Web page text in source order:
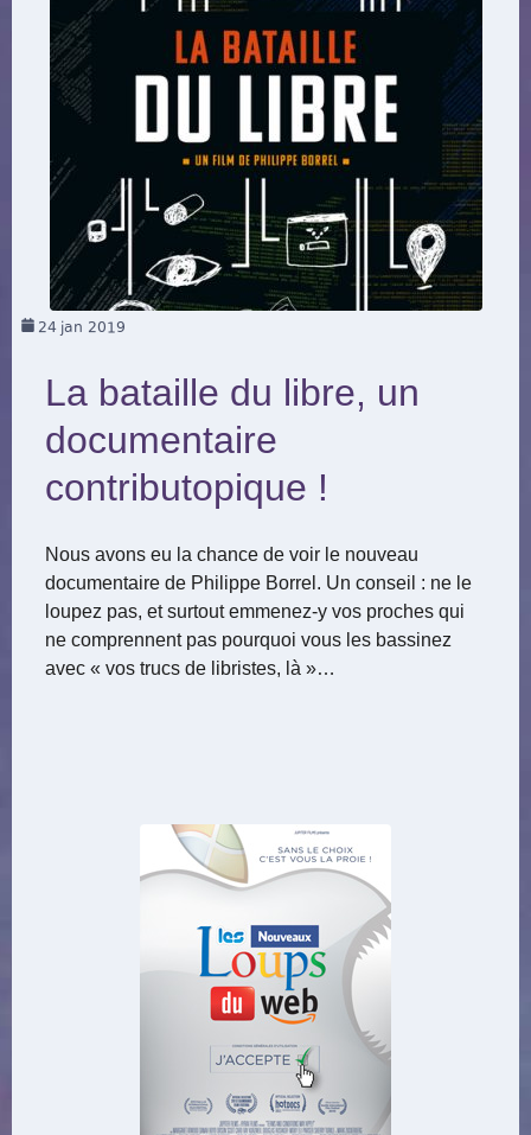
24 jan 2019
La bataille du libre, un
documentaire
contributopique !
Nous avons eu la chance de voir le nouveau
documentaire de Philippe Borrel. Un conseil : ne le
loupez pas, et surtout emmenez-y vos proches qui
ne comprennent pas pourquoi vous les bassinez
avec « vos trucs de libristes, là »…